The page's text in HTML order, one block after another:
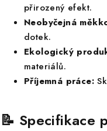
přirozený efekt.
Neobyčejná
dotek.
Ekologický
materiálů.
Příjemná práce:
📝 Specifikace